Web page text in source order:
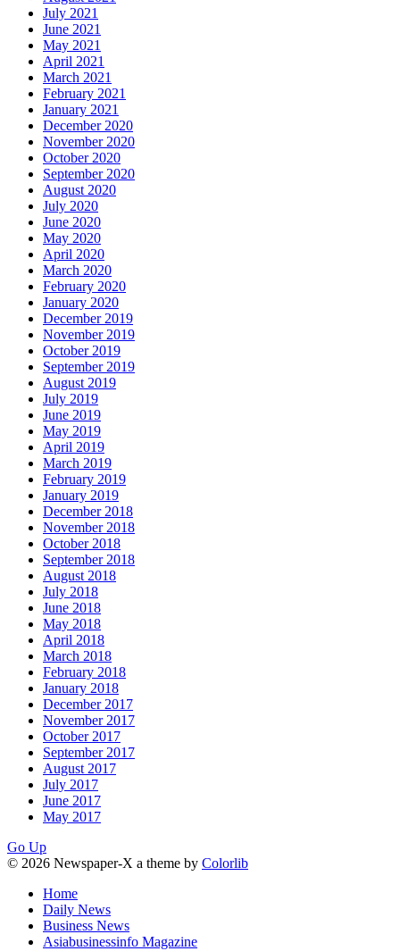
July 2021
June 2021
May 2021
April 2021
March 2021
February 2021
January 2021
December 2020
November 2020
October 2020
September 2020
August 2020
July 2020
June 2020
May 2020
April 2020
March 2020
February 2020
January 2020
December 2019
November 2019
October 2019
September 2019
August 2019
July 2019
June 2019
May 2019
April 2019
March 2019
February 2019
January 2019
December 2018
November 2018
October 2018
September 2018
August 2018
July 2018
June 2018
May 2018
April 2018
March 2018
February 2018
January 2018
December 2017
November 2017
October 2017
September 2017
August 2017
July 2017
June 2017
May 2017
Go Up
© 2026 Newspaper-X a theme by Colorlib
Home
Daily News
Business News
Asiabusinessinfo Magazine